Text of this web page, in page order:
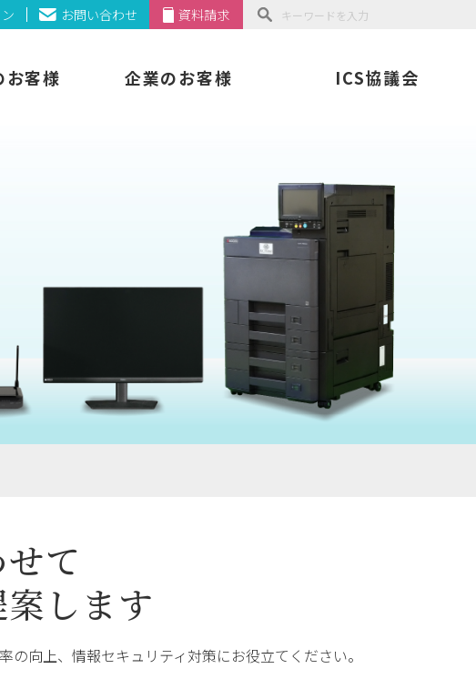
お問い合わせ 資料請求
お客様 企業のお客様 ICS協議会
て
案します
向上、情報セキュリティ対策にお役立てください。